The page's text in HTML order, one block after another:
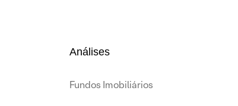
Análises
Fundos Imobiliários